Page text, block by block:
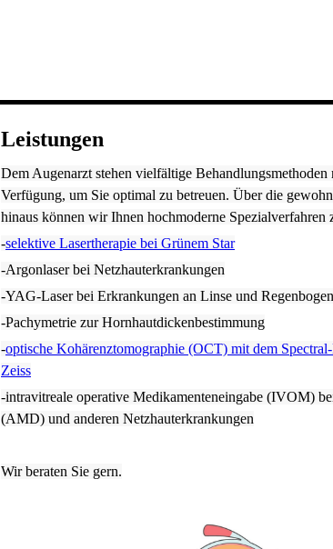
Leistungen
Dem Augenarzt stehen vielfältige
Verfügung, um Sie optimal zu betreuen. Über die
hinaus können wir Ihnen hochmoderne Spezialverfahren
-selektive Lasertherapie bei Grünem Star
-Argonlaser bei Netzhauterkrankungen
-YAG-Laser bei Erkrankungen an Linse und
-Pachymetrie zur Hornhautdickenbestimmung
-optische Kohärenztomographie (OCT) mit dem
Zeiss
-intravitreale operative Medikamenteneingabe (IVOM)
(AMD) und anderen Netzhauterkrankungen
Wir beraten Sie gern.